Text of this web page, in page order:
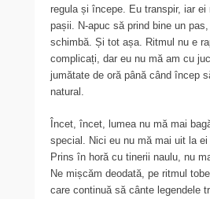
regula și începe. Eu transpir, iar
pașii. N-apuc să prind bine un
schimbă. Și tot așa. Ritmul nu e
complicați, dar eu nu mă am cu
jumătate de oră până când încep
natural.
Încet, încet, lumea nu mă mai
special. Nici eu nu mă mai uit la
Prins în horă cu tinerii naulu, nu
Ne mișcăm deodată, pe ritmul
care continuă să cânte legendele